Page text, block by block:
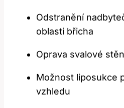
Odstranění
oblasti břicha
Oprava svalové
Možnost liposukce
vzhledu